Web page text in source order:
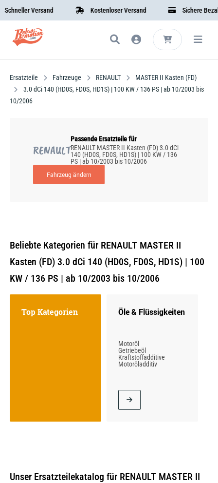
Versand Kostenloser Versand Sichere
Ersatzteile Fahrzeuge RENAULT
MASTER II Kasten (FD)
3.0 dCi 140 (HD0S, FD0S, HD1S) | 100 KW / 136 PS | ab 10/2003 bis
10/2006
RENAULT
Passende Ersatzteile für
RENAULT MASTER II Kasten (FD) 3.0 dCi
140 (HD0S, FD0S, HD1S) | 100 KW / 136
PS | ab 10/2003 bis 10/2006
Fahrzeug ändern
Beliebte Kategorien für RENAULT MASTER II
Kasten (FD) 3.0 dCi 140 (HD0S, FD0S, HD1S) | 100
KW / 136 PS | ab 10/2003 bis 10/2006
Top Kategorien Öle & Flüssigkeiten
Motoröl
Getriebeöl
Kraftstoffadditive
Motoröladditiv
Unser Ersatzteilekatalog für RENAULT MASTER II